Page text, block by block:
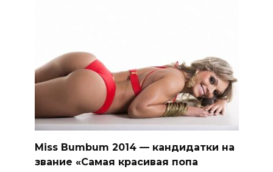
Miss Bumbum 2014 — кандидатки на
звание «Самая красивая попа